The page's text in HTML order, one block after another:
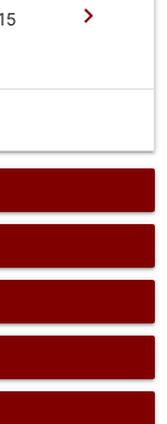
chevron_right